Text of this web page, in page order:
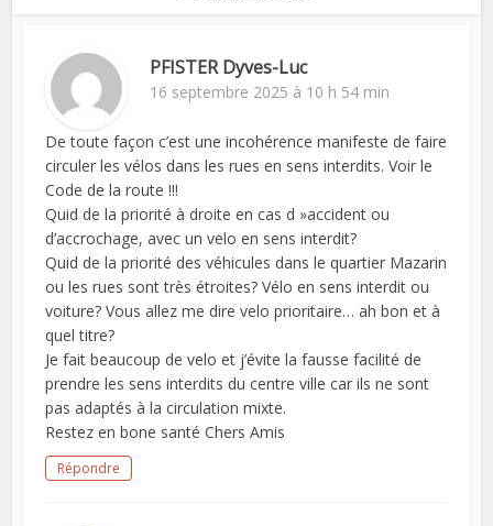
PFISTER Dyves-Luc
16 septembre 2025 à 10 h 54 min
De toute façon c’est une incohérence manifeste de faire
circuler les vélos dans les rues en sens interdits. Voir le
Code de la route !!!
Quid de la priorité à droite en cas d »accident ou
d’accrochage, avec un velo en sens interdit?
Quid de la priorité des véhicules dans le quartier Mazarin
ou les rues sont très étroites? Vélo en sens interdit ou
voiture? Vous allez me dire velo prioritaire… ah bon et à
quel titre?
Je fait beaucoup de velo et j’évite la fausse facilité de
prendre les sens interdits du centre ville car ils ne sont
pas adaptés à la circulation mixte.
Restez en bone santé Chers Amis
Répondre